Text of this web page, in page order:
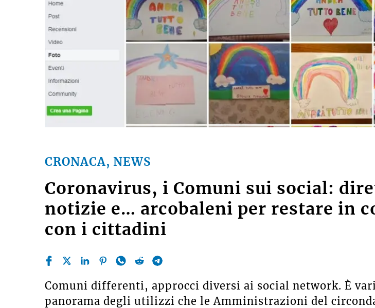
CRONACA, NEWS
Coronavirus, i Comuni sui social:
notizie e… arcobaleni per restare in
con i cittadini
Comuni differenti, approcci diversi ai social network. È
panorama degli utilizzi che le Amministrazioni del